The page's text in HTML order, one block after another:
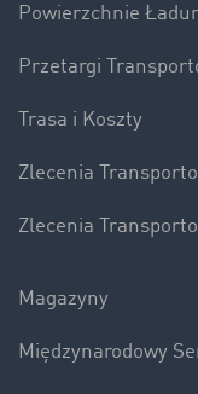
Powierzchnie
Przetargi
Trasa i Koszty
Zlecenia
Zlecenia
Magazyny
Międzynarodowy